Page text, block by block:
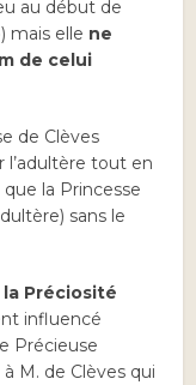
au début de
mais elle ne
de celui
de Clèves
l’adultère tout en
que la Princesse
sans le
Préciosité
influencé
Précieuse
M. de Clèves qui